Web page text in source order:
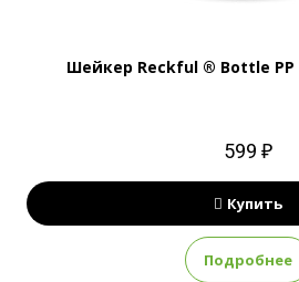
Шейкер Reckful ® Bottle PP
599 ₽
Купить
Подробнее